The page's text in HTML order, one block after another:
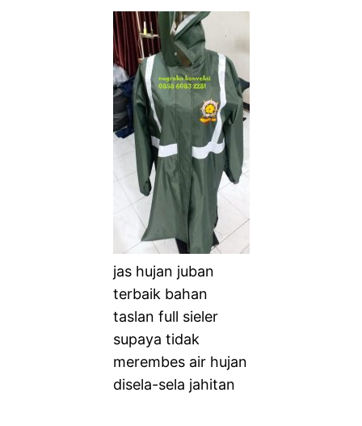
jas hujan juban
terbaik bahan
taslan full sieler
supaya tidak
merembes air hujan
disela-sela jahitan